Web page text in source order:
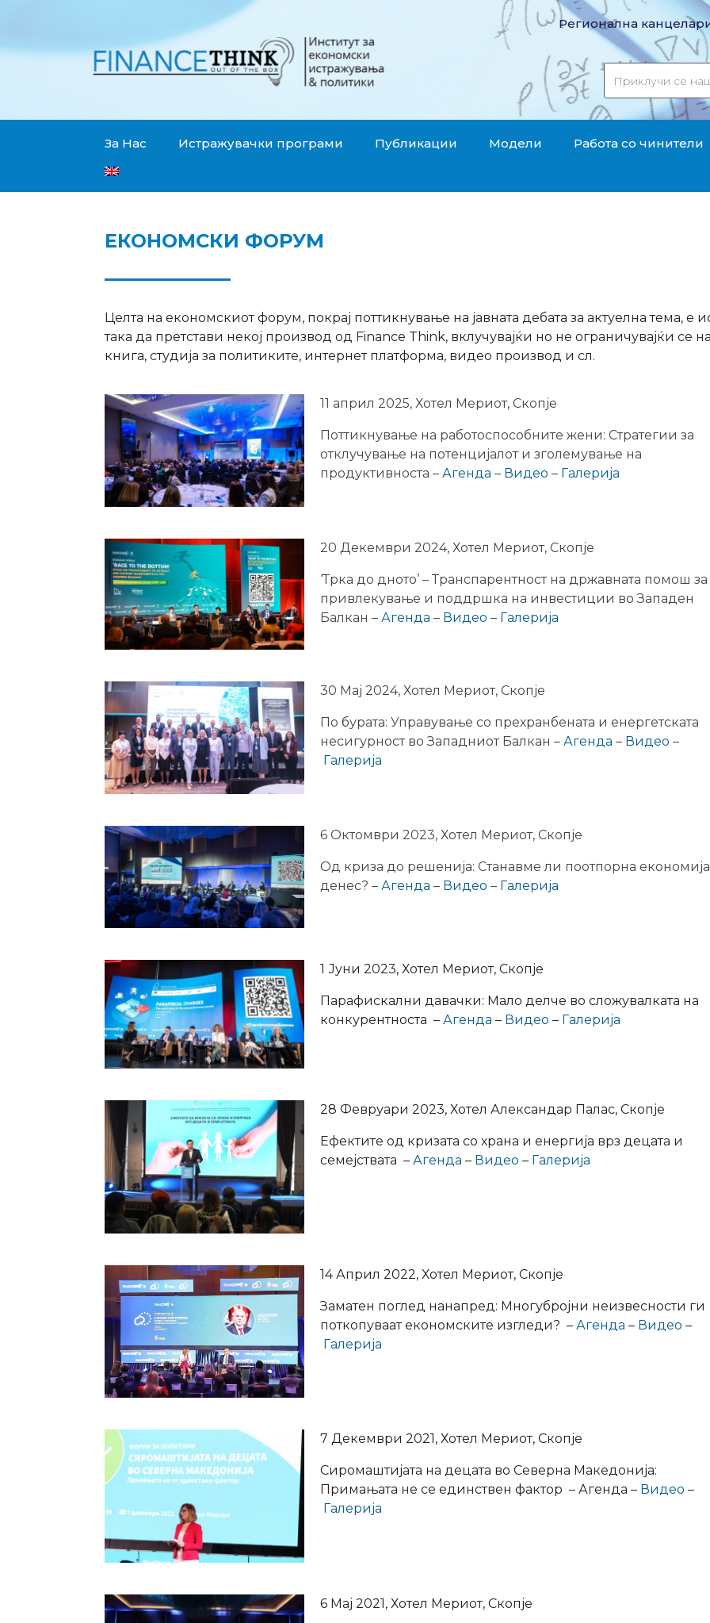
Регионална
За Нас Истражувачки програми Публикации Модели Работа со чинители
ЕКОНОМСКИ ФОРУМ
Целта на економскиот форум, покрај поттикнување на јавната дебата за актуелна тема, е
така да претстави некој производ од Finance Think, вклучувајќи но не ограничувајќи се
книга, студија за политиките, интернет платформа, видео производ и сл.
11 април 2025, Хотел Мериот, Скопје
Поттикнување на работоспособните жени: Стратегии за
отклучување на потенцијалот и зголемување на
продуктивноста – Агенда – Видео – Галерија
20 Декември 2024, Хотел Мериот, Скопје
‘Трка до дното’ – Транспарентност на државната помош за
привлекување и поддршка на инвестиции во Западен
Балкан – Агенда – Видео – Галерија
30 Мај 2024, Хотел Мериот, Скопје
По бурата: Управување со прехранбената и енергетската
несигурност во Западниот Балкан – Агенда – Видео –
Галерија
6 Октомври 2023, Хотел Мериот, Скопје
Од криза до решенија: Станавме ли поотпорна економија
денес? – Агенда – Видео – Галерија
1 Јуни 2023, Хотел Мериот, Скопје
Парафискални давачки: Мало делче во сложувалката на
конкурентноста – Агенда – Видео – Галерија
28 Февруари 2023, Хотел Александар Палас, Скопје
Ефектите од кризата со храна и енергија врз децата и
семејствата – Агенда – Видео – Галерија
14 Април 2022, Хотел Мериот, Скопје
Заматен поглед нанапред: Многубројни неизвесности ги
поткопуваат економските изгледи? – Агенда – Видео –
Галерија
7 Декември 2021, Хотел Мериот, Скопје
Сиромаштијата на децата во Северна Македонија:
Примањата не се единствен фактор – Агенда – Видео –
Галерија
6 Maј 2021, Хотел Мериот, Скопје